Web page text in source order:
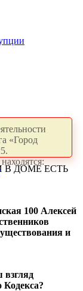
«Город
ДОМЕ ЕСТЬ
100 Алексей
и
взгляд